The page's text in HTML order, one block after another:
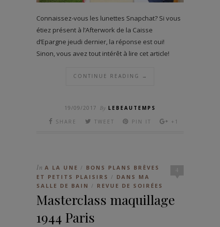
Connaissez-vous les lunettes Snapchat? Si vous
étiez présent à l’Afterwork de la Caisse
d’Epargne jeudi dernier, la réponse est oui!
Sinon, vous avez tout intérêt à lire cet article!
CONTINUE READING →
19/09/2017 By LEBEAUTEMPS
SHARE
TWEET PIN IT +1
4
In A LA UNE /
BONS PLANS BRÈVES
ET PETITS PLAISIRS /
DANS MA
SALLE DE BAIN / REVUE DE SOIRÉES
Masterclass maquillage
1944 Paris